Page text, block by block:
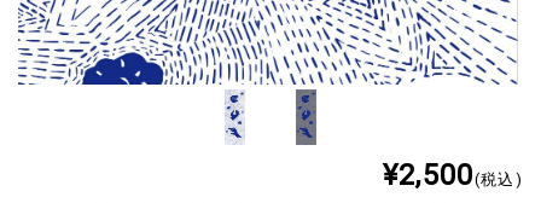
¥2,500(税込)